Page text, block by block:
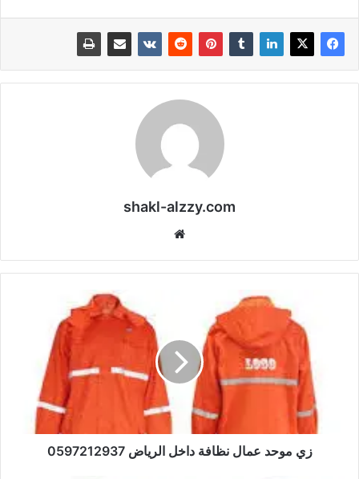
shakl-alzzy.com
زي موحد عمال نظافة داخل الرياض 0597212937